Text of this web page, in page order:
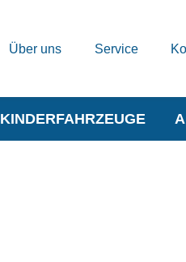
Über uns Service
KINDERFAHRZEUGE